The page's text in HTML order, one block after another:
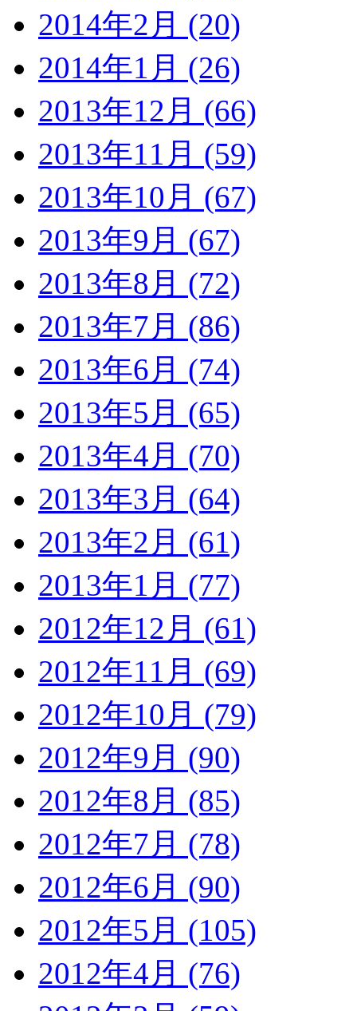
2014年2月 (20)
2014年1月 (26)
2013年12月 (66)
2013年11月 (59)
2013年10月 (67)
2013年9月 (67)
2013年8月 (72)
2013年7月 (86)
2013年6月 (74)
2013年5月 (65)
2013年4月 (70)
2013年3月 (64)
2013年2月 (61)
2013年1月 (77)
2012年12月 (61)
2012年11月 (69)
2012年10月 (79)
2012年9月 (90)
2012年8月 (85)
2012年7月 (78)
2012年6月 (90)
2012年5月 (105)
2012年4月 (76)